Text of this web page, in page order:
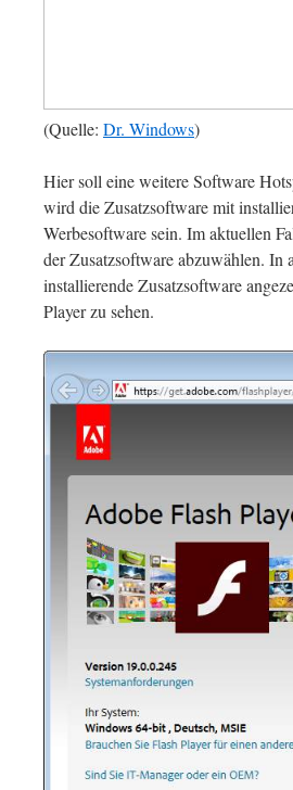
(Quelle: Dr. Windows)
Hier soll eine weitere Software
wird die Zusatzsoftware mit
Werbesoftware sein. Im aktuellen
der Zusatzsoftware abzuwählen.
installierende Zusatzsoftware
Player zu sehen.